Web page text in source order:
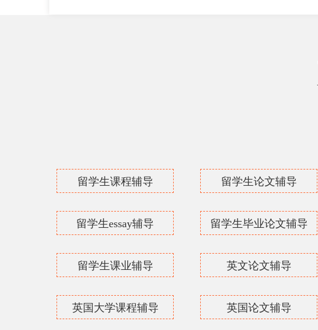
留学生课程辅导 留学生论文辅导
留学生essay辅导 留学生毕业论文辅导
留学生课业辅导 英文论文辅导
英国大学课程辅导 英国论文辅导